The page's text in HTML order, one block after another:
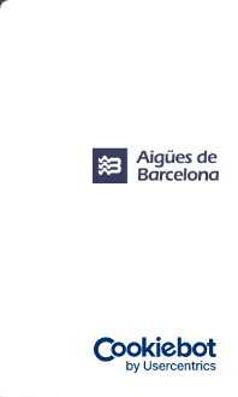
Sobre nosotros